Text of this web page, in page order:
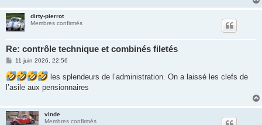
dirty-pierrot
Membres confirmés
Re: contrôle technique et combinés filetés
M
s
s
a
11 juin 2026, 22:56
les splendeurs de l’administration. On a laissé les clefs de
l’asile aux pensionnaires
vinde
Membres confirmés